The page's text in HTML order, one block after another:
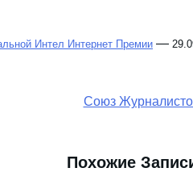
Интел Интернет Премии —
Похожие